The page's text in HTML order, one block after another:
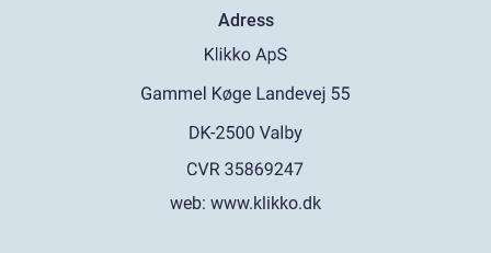
Adress
web: www.klikko.dk